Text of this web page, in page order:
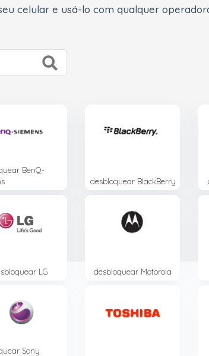
celular e usá-lo com qualquer
BenQ-
desbloquear BlackBerry
LG desbloquear Motorola
Sony